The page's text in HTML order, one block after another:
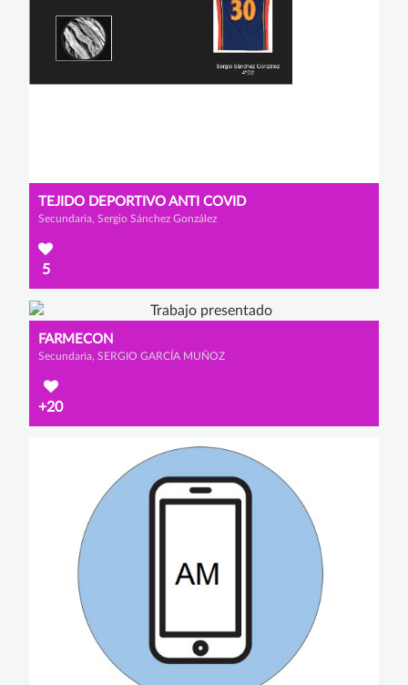
TEJIDO DEPORTIVO ANTI COVID
Secundaria, Sergio Sánchez González
5
FARMECON
Secundaria, SERGIO GARCÍA MUÑOZ
+20